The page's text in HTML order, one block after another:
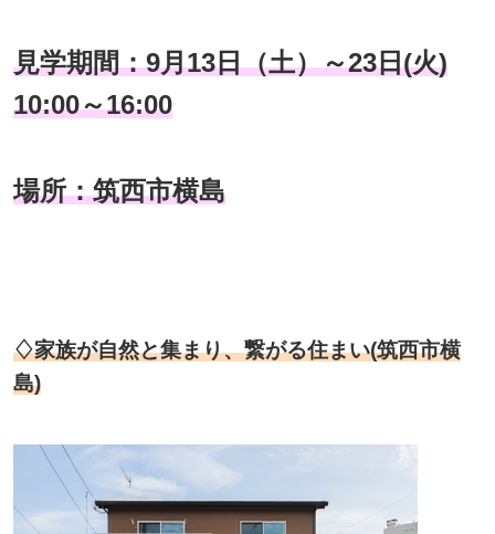
見学期間：9月13日（土）～23日(火)
10:00～16:00
場所：筑西市横島
♢家族が自然と集まり、繋がる住まい(筑西市横
島)